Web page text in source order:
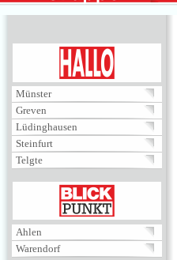
Münster
Greven
Lüdinghausen
Steinfurt
Telgte
BLICKPUNKT
Ahlen
Warendorf